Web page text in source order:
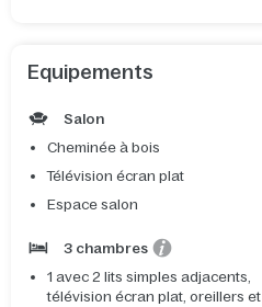
Equipements
Salon
Cheminée à bois
Télévision écran plat
Espace salon
3 chambres
1 avec 2 lits simples adjacents,
télévision écran plat, oreillers et